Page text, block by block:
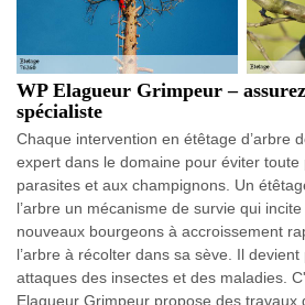
WP Elagueur Grimpeur –
spécialiste
Chaque intervention en étêtage d’arbre
expert dans le domaine pour éviter
parasites et aux champignons. Un
l’arbre un mécanisme de survie qui
nouveaux bourgeons à accroissement
l’arbre à récolter dans sa sève. Il
attaques des insectes et des maladies.
Elagueur Grimpeur propose des travaux